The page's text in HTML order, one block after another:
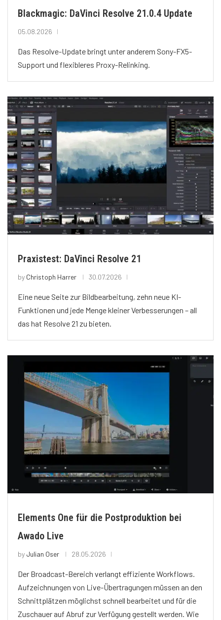
Blackmagic: DaVinci Resolve 21.0.4 Update
05.08.2026
Das Resolve-Update bringt unter anderem Sony-FX5-
Support und flexibleres Proxy-Relinking.
Praxistest: DaVinci Resolve 21
by Christoph Harrer 30.07.2026
Eine neue Seite zur Bildbearbeitung, zehn neue KI-
Funktionen und jede Menge kleiner Verbesserungen – all
das hat Resolve 21 zu bieten.
Elements One für die Postproduktion bei
Awado Live
by Julian Oser 28.05.2026
Der Broadcast-Bereich verlangt effiziente Workflows.
Aufzeichnungen von Live-Übertragungen müssen an den
Schnittplätzen möglichst schnell bearbeitet und für die
Zuschauer auf Abruf zur Verfügung gestellt werden. Wie